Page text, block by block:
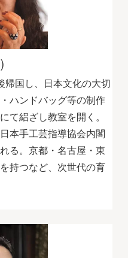
帰国し、日本文化の大切
ハンドバッグ等の制作
て絽ざし教室を開く。
本手工芸指導協会内閣
る。京都・名古屋・東
持つなど、次世代の育